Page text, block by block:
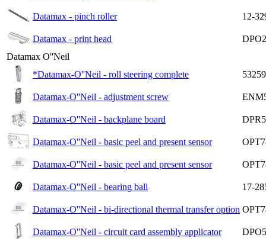
Datamax - pinch roller 12-
Datamax - print head
Datamax O''Neil
*Datamax-O''Neil - roll steering complete
Datamax-O''Neil - adjustment screw
Datamax-O''Neil - backplane board
Datamax-O''Neil - basic peel and present sensor
Datamax-O''Neil - basic peel and present sensor
Datamax-O''Neil - bearing ball 17-
Datamax-O''Neil - bi-directional thermal transfer option
Datamax-O''Neil - circuit card assembly applicator